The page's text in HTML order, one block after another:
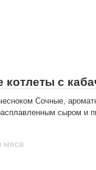
котлеты с
Сочные,
сыром и
мяса